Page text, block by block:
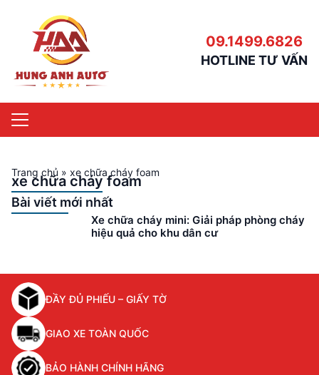
09.1499.6826
HOTLINE TƯ VẤN
Trang chủ » xe chữa cháy foam
xe chữa cháy foam
Bài viết mới nhất
Xe chữa cháy mini: Giải pháp phòng cháy
hiệu quả cho khu dân cư
ĐẦY ĐỦ PHIẾU – GIẤY TỜ
GIAO XE TOÀN QUỐC
BẢO HÀNH CHÍNH HÃNG